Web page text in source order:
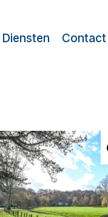
Diensten Contact